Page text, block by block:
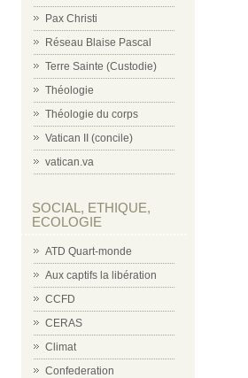
Pax Christi
Réseau Blaise Pascal
Terre Sainte (Custodie)
Théologie
Théologie du corps
Vatican II (concile)
vatican.va
SOCIAL, ETHIQUE,
ECOLOGIE
ATD Quart-monde
Aux captifs la libération
CCFD
CERAS
Climat
Confederation